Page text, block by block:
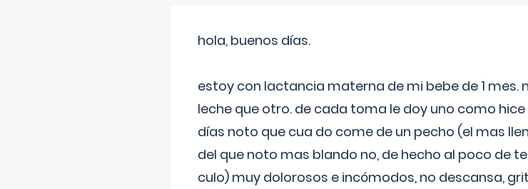
hola, buenos días.
estoy con lactancia materna de mi bebe de 1 mes.
leche que otro. de cada toma le doy uno como
días noto que cua do come de un pecho (el mas
del que noto mas blando no, de hecho al poco de
culo) muy dolorosos e incómodos, no descansa,